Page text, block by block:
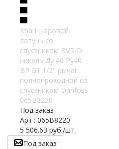
Кран шаровой
латунь со
спускником BVR-D
никель Ду 40 Ру40
ВР G1 1/2" рычаг
полнопроходной со
спускником Danfoss
065B8220
Под заказ
Арт.: 065B8220
5 506.63 руб./шт
Под заказ